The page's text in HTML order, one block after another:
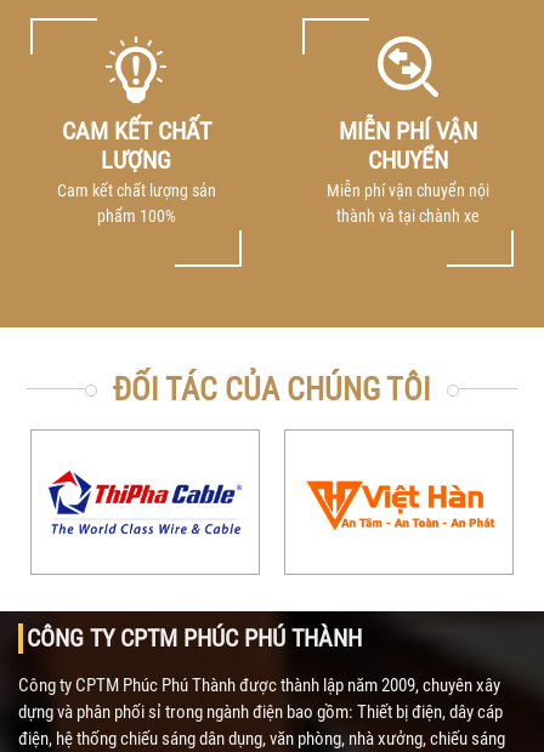
CAM KẾT CHẤT
LƯỢNG
Cam kết chất lượng sản
phẩm 100%
MIỄN PHÍ VẬN
CHUYỂN
Miễn phí vận chuyển nội
thành và tại chành xe
ĐỐI TÁC CỦA CHÚNG TÔI
CÔNG TY CPTM PHÚC PHÚ THÀNH
Công ty CPTM Phúc Phú Thành được thành lập năm 2009, chuyên xây
dựng và phân phối sỉ trong ngành điện bao gồm: Thiết bị điện, dây cáp
điện, hệ thống chiếu sáng dân dụng, văn phòng, nhà xưởng, chiếu sáng